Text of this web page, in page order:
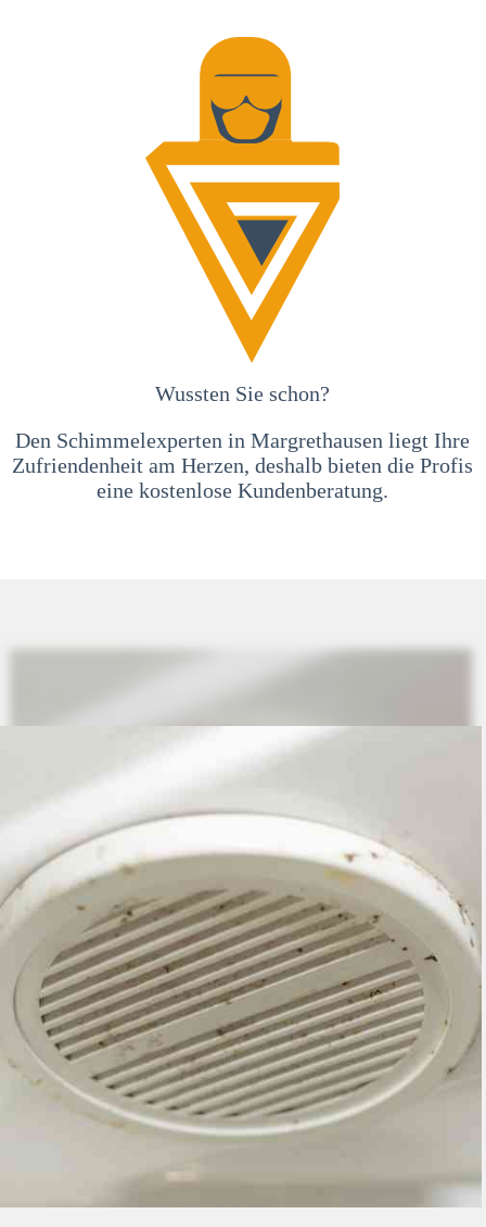
Wussten Sie schon?
Den Schimmelexperten in Margrethausen liegt Ihre
Zufriendenheit am Herzen, deshalb bieten die Profis
eine kostenlose Kundenberatung.